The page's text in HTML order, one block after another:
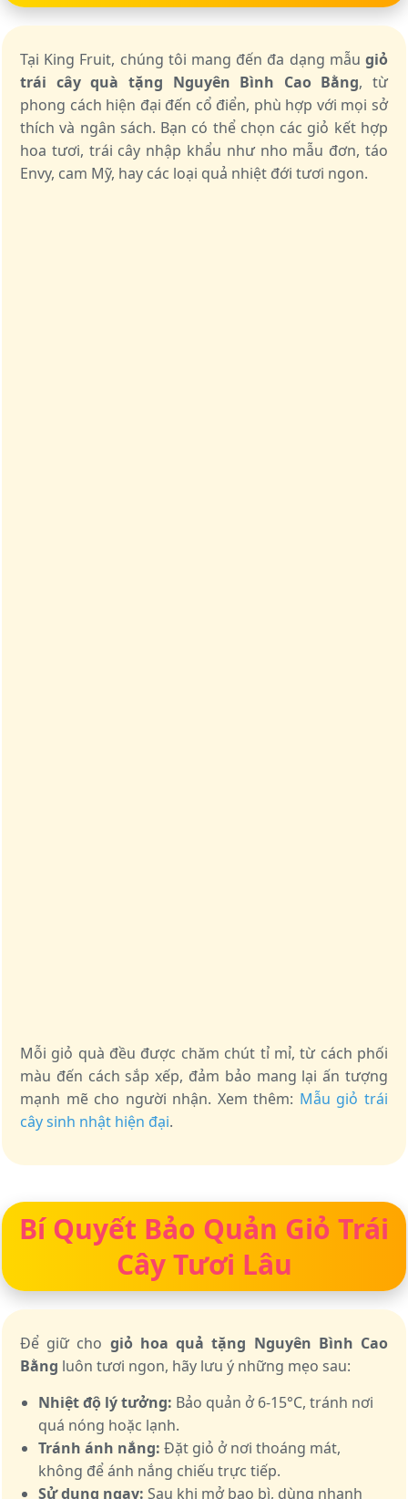
Tại King Fruit, chúng tôi mang đến đa dạng mẫu giỏ
trái cây quà tặng Nguyên Bình Cao Bằng, từ
phong cách hiện đại đến cổ điển, phù hợp với mọi sở
thích và ngân sách. Bạn có thể chọn các giỏ kết hợp
hoa tươi, trái cây nhập khẩu như nho mẫu đơn, táo
Envy, cam Mỹ, hay các loại quả nhiệt đới tươi ngon.
Mỗi giỏ quà đều được chăm chút tỉ mỉ, từ cách phối
màu đến cách sắp xếp, đảm bảo mang lại ấn tượng
mạnh mẽ cho người nhận. Xem thêm: Mẫu giỏ trái
cây sinh nhật hiện đại.
Bí Quyết Bảo Quản Giỏ Trái
Cây Tươi Lâu
Để giữ cho giỏ hoa quả tặng Nguyên Bình Cao
Bằng luôn tươi ngon, hãy lưu ý những mẹo sau:
Nhiệt độ lý tưởng: Bảo quản ở 6-15°C, tránh nơi
quá nóng hoặc lạnh.
Tránh ánh nắng: Đặt giỏ ở nơi thoáng mát,
không để ánh nắng chiếu trực tiếp.
Sử dụng ngay: Sau khi mở bao bì, dùng nhanh